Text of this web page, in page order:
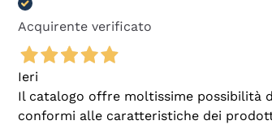
Acquirente verificato
Ieri
Il catalogo offre moltissime possibilità
conformi alle caratteristiche dei